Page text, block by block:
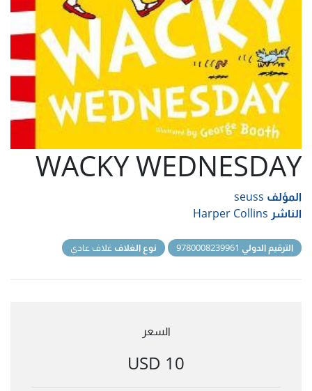
WACKY WEDNESDAY
المؤلف seuss
الناشر Harper Collins
الترقيم الدولي نوع الغلاف غلاف عادي
السعر
10 USD